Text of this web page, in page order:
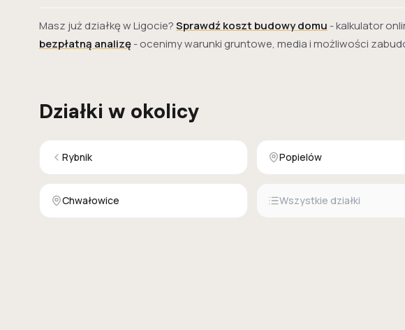
Masz już działkę w Ligocie?Sprawdź koszt budowy domu - kalkulator
bezpłatną analizę- ocenimy warunki gruntowe, media i możliwości
Działki w okolicy
Rybnik Popielów
Chwałowice Wszystkie działki